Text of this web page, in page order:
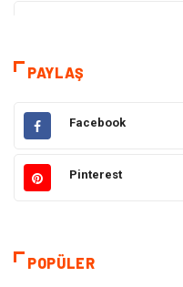
Dekorasyon
Elektrik Elektronik
Gıda
Hukuk
PAYLAŞ
Facebook
Pinterest
POPÜLER